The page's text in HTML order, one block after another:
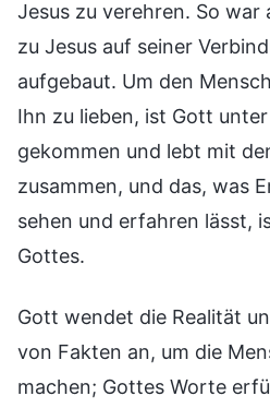
Jesus zu verehren. So war
zu Jesus auf seiner
aufgebaut. Um den
Ihn zu lieben, ist Gott
gekommen und lebt mit
zusammen, und das, was
sehen und erfahren lässt,
Gottes.
Gott wendet die Realität
von Fakten an, um die
machen; Gottes Worte